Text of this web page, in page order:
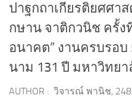
ปาฐกถาเกียรติยศศา
กษาน จาติกวนิช ครั้ง
อนาคต” งานครบรอ
นาม 131 ปี มหาวิทย
AUTHOR : วิจารณ์ พานิช,